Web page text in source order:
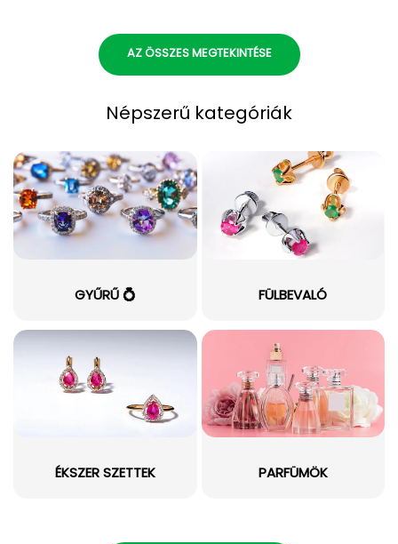
AZ ÖSSZES MEGTEKINTÉSE
Népszerű kategóriák
GYŰRŰ 💍 FÜLBEVALÓ
ÉKSZER SZETTEK PARFÜMÖK